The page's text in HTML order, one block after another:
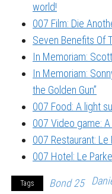
world!
007 Film: Die
Seven Benefits Of
In Memoriam:
In Memoriam:
the Golden Gun”
007 Food: A light
007 Video game:
007 Restaurant:
007 Hotel: Le
Tags Bond 25